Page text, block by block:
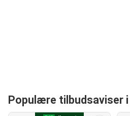
Populære tilbudsaviser